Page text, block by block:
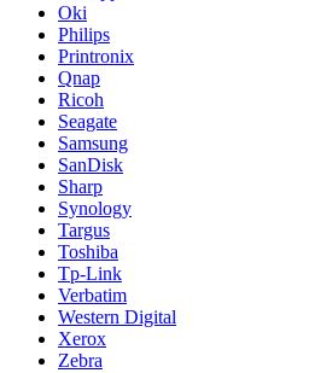
Oki
Philips
Printronix
Qnap
Ricoh
Seagate
Samsung
SanDisk
Sharp
Synology
Targus
Toshiba
Tp-Link
Verbatim
Western Digital
Xerox
Zebra